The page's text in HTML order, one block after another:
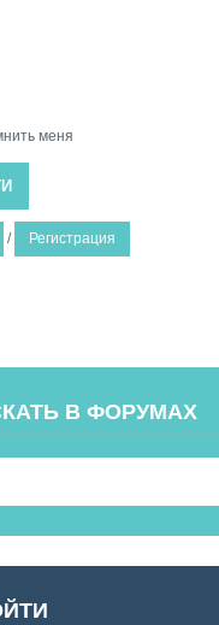
меня
/ Регистрация
В ФОРУМАХ